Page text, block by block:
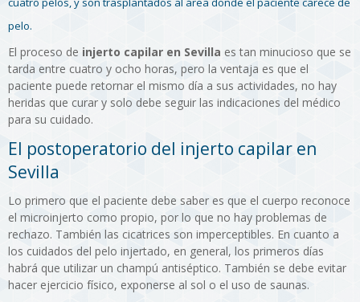
pelo.
El proceso de injerto capilar en Sevilla es tan minucioso que se
tarda entre cuatro y ocho horas, pero la ventaja es que el
paciente puede retornar el mismo día a sus actividades, no hay
heridas que curar y solo debe seguir las indicaciones del médico
para su cuidado.
El postoperatorio del injerto capilar en
Sevilla
Lo primero que el paciente debe saber es que el cuerpo reconoce
el microinjerto como propio, por lo que no hay problemas de
rechazo. También las cicatrices son imperceptibles. En cuanto a
los cuidados del pelo injertado, en general, los primeros días
habrá que utilizar un champú antiséptico. También se debe evitar
hacer ejercicio físico, exponerse al sol o el uso de saunas.